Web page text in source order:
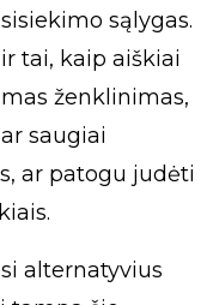
sąlygas.
tai, kaip aiškiai
ženklinimas,
saugiai
ar patogu judėti
alternatyvius